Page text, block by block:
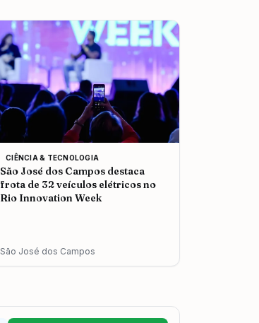
CIÊNCIA & TECNOLOGIA
São José dos Campos destaca
frota de 32 veículos elétricos no
Rio Innovation Week
São José dos Campos